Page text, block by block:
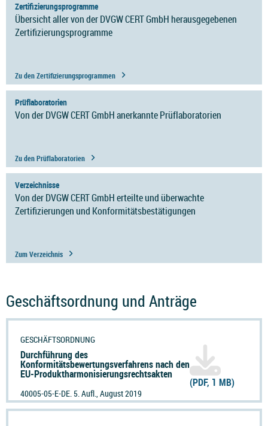
Zertifizierungsprogramme
Übersicht aller von der DVGW CERT GmbH herausgegebenen
Zertifizierungsprogramme
Zu den Zertifizierungsprogrammen
Prüflaboratorien
Von der DVGW CERT GmbH anerkannte Prüflaboratorien
Zu den Prüflaboratorien
Verzeichnisse
Von der DVGW CERT GmbH erteilte und überwachte
Zertifizierungen und Konformitätsbestätigungen
Zum Verzeichnis
Geschäftsordnung und Anträge
GESCHÄFTSORDNUNG
Durchführung des
Konformitätsbewertungsverfahrens nach den
EU-Produktharmonisierungsrechtsakten
40005-05-E-DE. 5. Aufl., August 2019
(PDF, 1 MB)